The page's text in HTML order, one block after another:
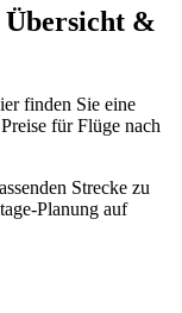
Übersicht &
finden Sie eine
für Flüge nach
Strecke zu
Planung auf